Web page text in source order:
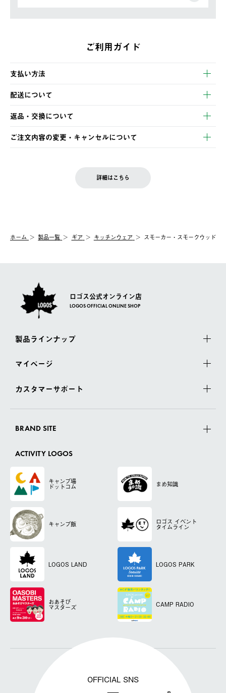
ご利用ガイド
支払い方法
以下のいずれかの方法でお支払いいただけます。
・クレジットカード決済
・コンビニ決済
・Pay-easy決済
配送について
【発送スケジュール】
ご注文・ご入金完了より2営業日以内に商品を発送いたします。
土日祝の発送はございませんので、木曜日以降のご注文は週明け
の発送となる場合がございます。
【配送業者】
佐川急便にて配送されます。
返品・交換について
※お客様都合の場合
お客様都合の返品にかかる送料は、お客様ご負担とさせていただ
む）は受け付けておりません。
一度お手元の商品を返品いただき、ご希望商品を再注文してくだ
ご注文内容の変更・キャンセルについて
LOGOS FAMILY会員の方は、会員マイページ内 購入履歴画面に
詳細はこちら
ホーム 製品一覧 ギア キッチンウェア スモーカー・スモークウッド
ロゴス公式オンライン店
LOGOS OFFICIAL ONLINE SHOP
製品ラインナップ
マイページ
カスタマーサポート
BRAND SITE
ACTIVITY LOGOS
キャンプ場
ドットコム まめ知識
キャンプ飯 ロゴス イベント
タイムライン
LOGOS LAND LOGOS PARK
おあそび
マスターズ CAMP RADIO
OFFICIAL SNS